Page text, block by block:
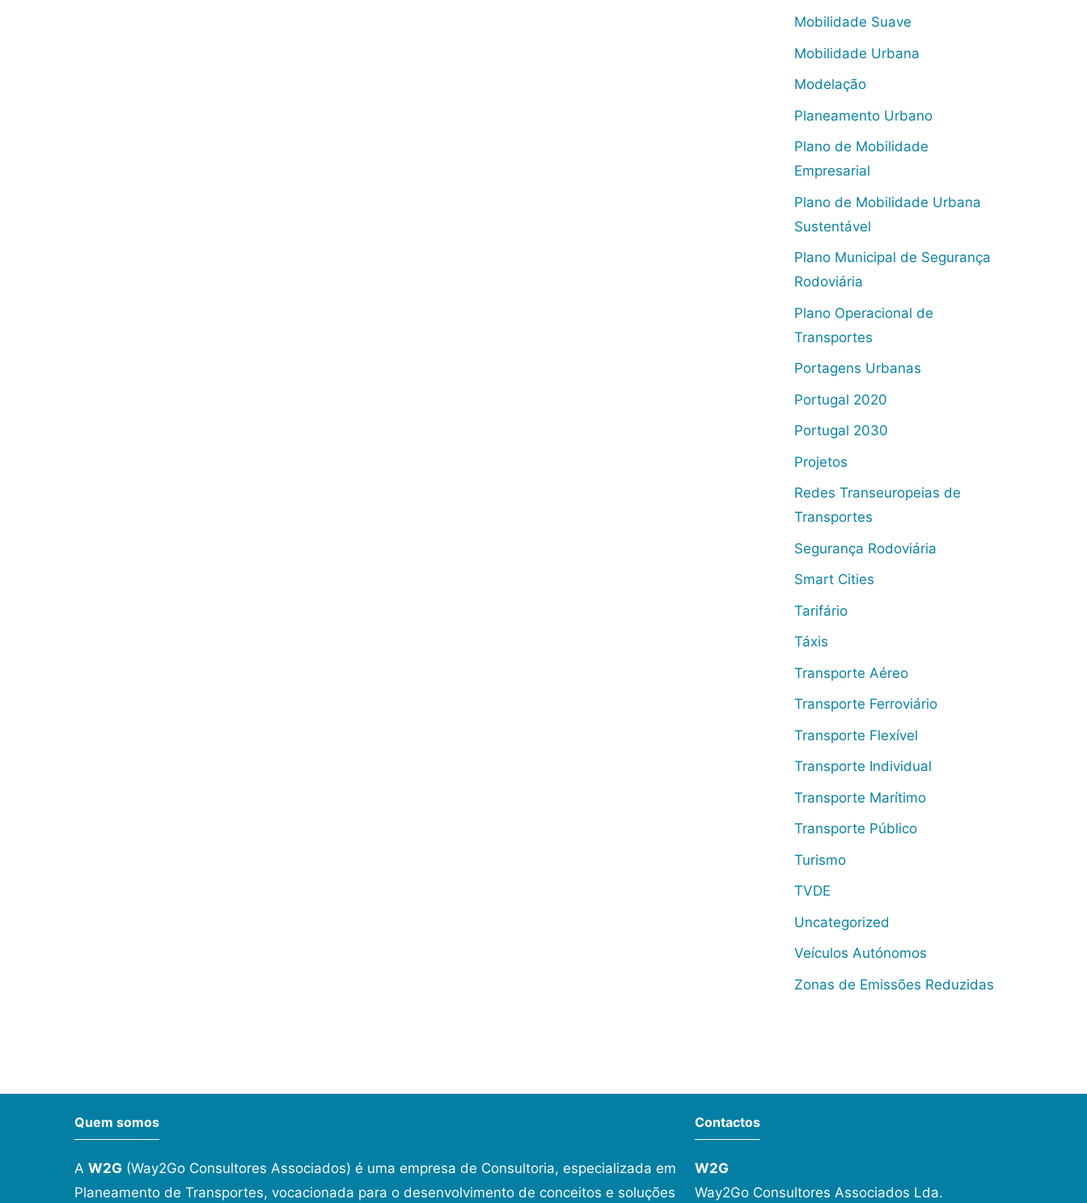
Mobilidade Suave
Mobilidade Urbana
Modelação
Planeamento Urbano
Plano de Mobilidade
Empresarial
Plano de Mobilidade Urbana
Sustentável
Plano Municipal de Segurança
Rodoviária
Plano Operacional de
Transportes
Portagens Urbanas
Portugal 2020
Portugal 2030
Projetos
Redes Transeuropeias de
Transportes
Segurança Rodoviária
Smart Cities
Tarifário
Táxis
Transporte Aéreo
Transporte Ferroviário
Transporte Flexível
Transporte Individual
Transporte Marítimo
Transporte Público
Turismo
TVDE
Uncategorized
Veículos Autónomos
Zonas de Emissões Reduzidas
Quem somos
A W2G (Way2Go Consultores Associados) é uma empresa de Consultoria, especializada em
Planeamento de Transportes, vocacionada para o desenvolvimento de conceitos e soluções
Contactos
W2G
Way2Go Consultores Associados Lda.